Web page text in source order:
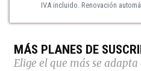
IVA incluido. Renovación
MÁS PLANES DE
Elige el que más se